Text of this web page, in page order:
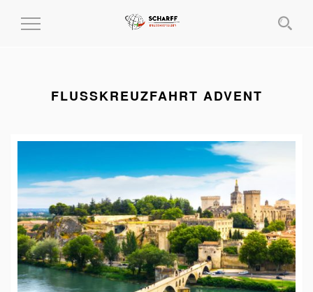
MENÜ
FLUSSKREUZFAHRT ADVENT